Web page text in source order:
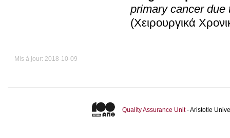
primary cancer
(Χειρουργικά
Mis à jour: 2018-10-09
Quality Assurance Unit- Aristotle